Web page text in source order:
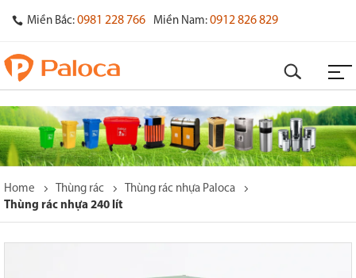
Miền Bắc: 0981 228 766 Miền Nam: 0912 826 829
Home Thùng rác
Thùng rác nhựa Paloca
Thùng rác nhựa 240 lít